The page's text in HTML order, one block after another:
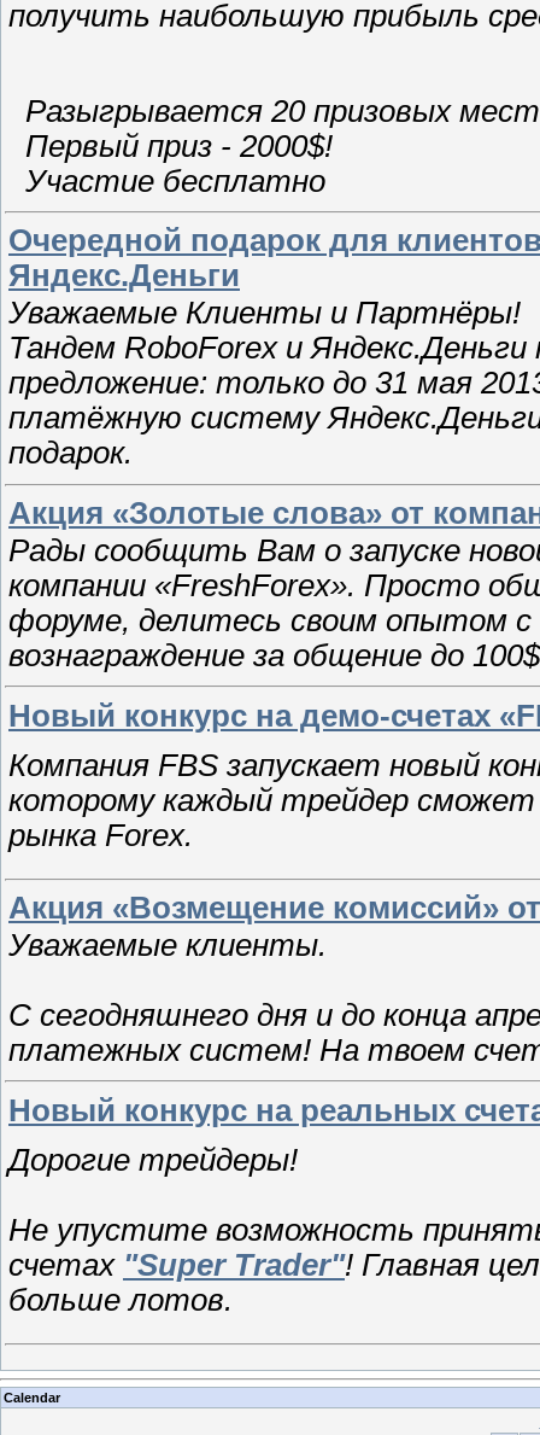
получить наибольшую прибыль
Разыгрывается 20 призовых мест
Первый приз - 2000$!
Участие бесплатно
Очередной подарок для
Яндекс.Деньги
Уважаемые Клиенты и Партнёры!
Тандем RoboForex и
предложение: только до 31 мая
платёжную систему
подарок.
Акция «Золотые слова» от
Рады сообщить Вам о запуске
компании «FreshForex». Просто
форуме, делитесь своим опытом
вознаграждение за общение до
Новый конкурс на демо-счетах
Компания FBS запускает новый
которому каждый трейдер
рынка Forex.
Акция «Возмещение комиссий»
Уважаемые клиенты.
С сегодняшнего дня и до конца
платежных систем! На твоем
Новый конкурс на реальных
Дорогие трейдеры!
Не упустите возможность
счетах "Super Trader"! Главная
больше лотов.
Calendar